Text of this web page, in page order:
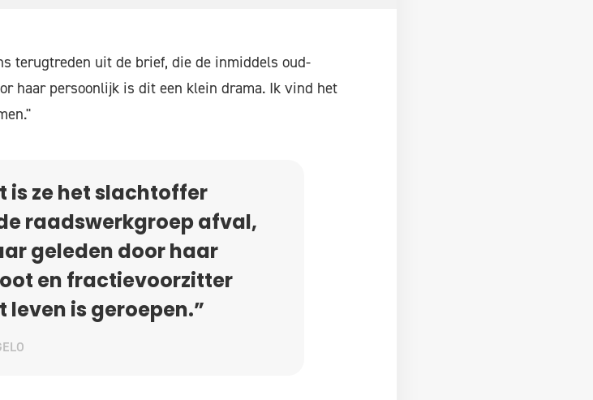
terugtreden uit de brief, die de inmiddels oud-
haar persoonlijk is dit een klein drama. Ik vind het
is ze het slachtoffer
raadswerkgroep afval,
geleden door haar
en fractievoorzitter
leven is geroepen.”